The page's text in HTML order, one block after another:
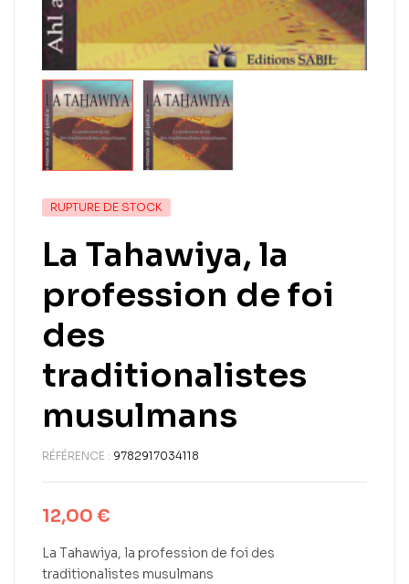
RUPTURE DE STOCK
La Tahawiya, la
profession de foi
des
traditionalistes
musulmans
RÉFÉRENCE : 9782917034118
12,00 €
La Tahawiya, la profession de foi des
traditionalistes musulmans